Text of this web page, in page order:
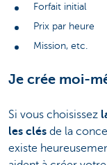
Forfait initial
Prix par heure
Mission, etc.
Je crée moi-
Si vous choisissez
les clés de la
existe